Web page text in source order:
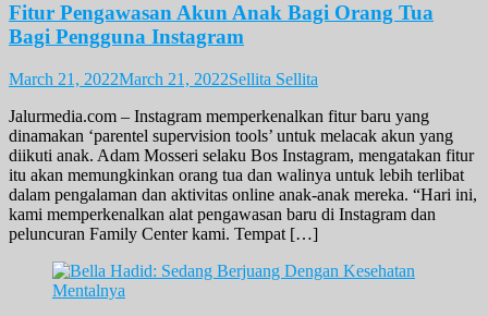
Fitur Pengawasan Akun Anak Bagi Orang Tua
Bagi Pengguna Instagram
March 21, 2022March 21, 2022Sellita Sellita
Jalurmedia.com – Instagram memperkenalkan fitur baru yang
dinamakan ‘parentel supervision tools’ untuk melacak akun yang
diikuti anak. Adam Mosseri selaku Bos Instagram, mengatakan fitur
itu akan memungkinkan orang tua dan walinya untuk lebih terlibat
dalam pengalaman dan aktivitas online anak-anak mereka. “Hari ini,
kami memperkenalkan alat pengawasan baru di Instagram dan
peluncuran Family Center kami. Tempat […]